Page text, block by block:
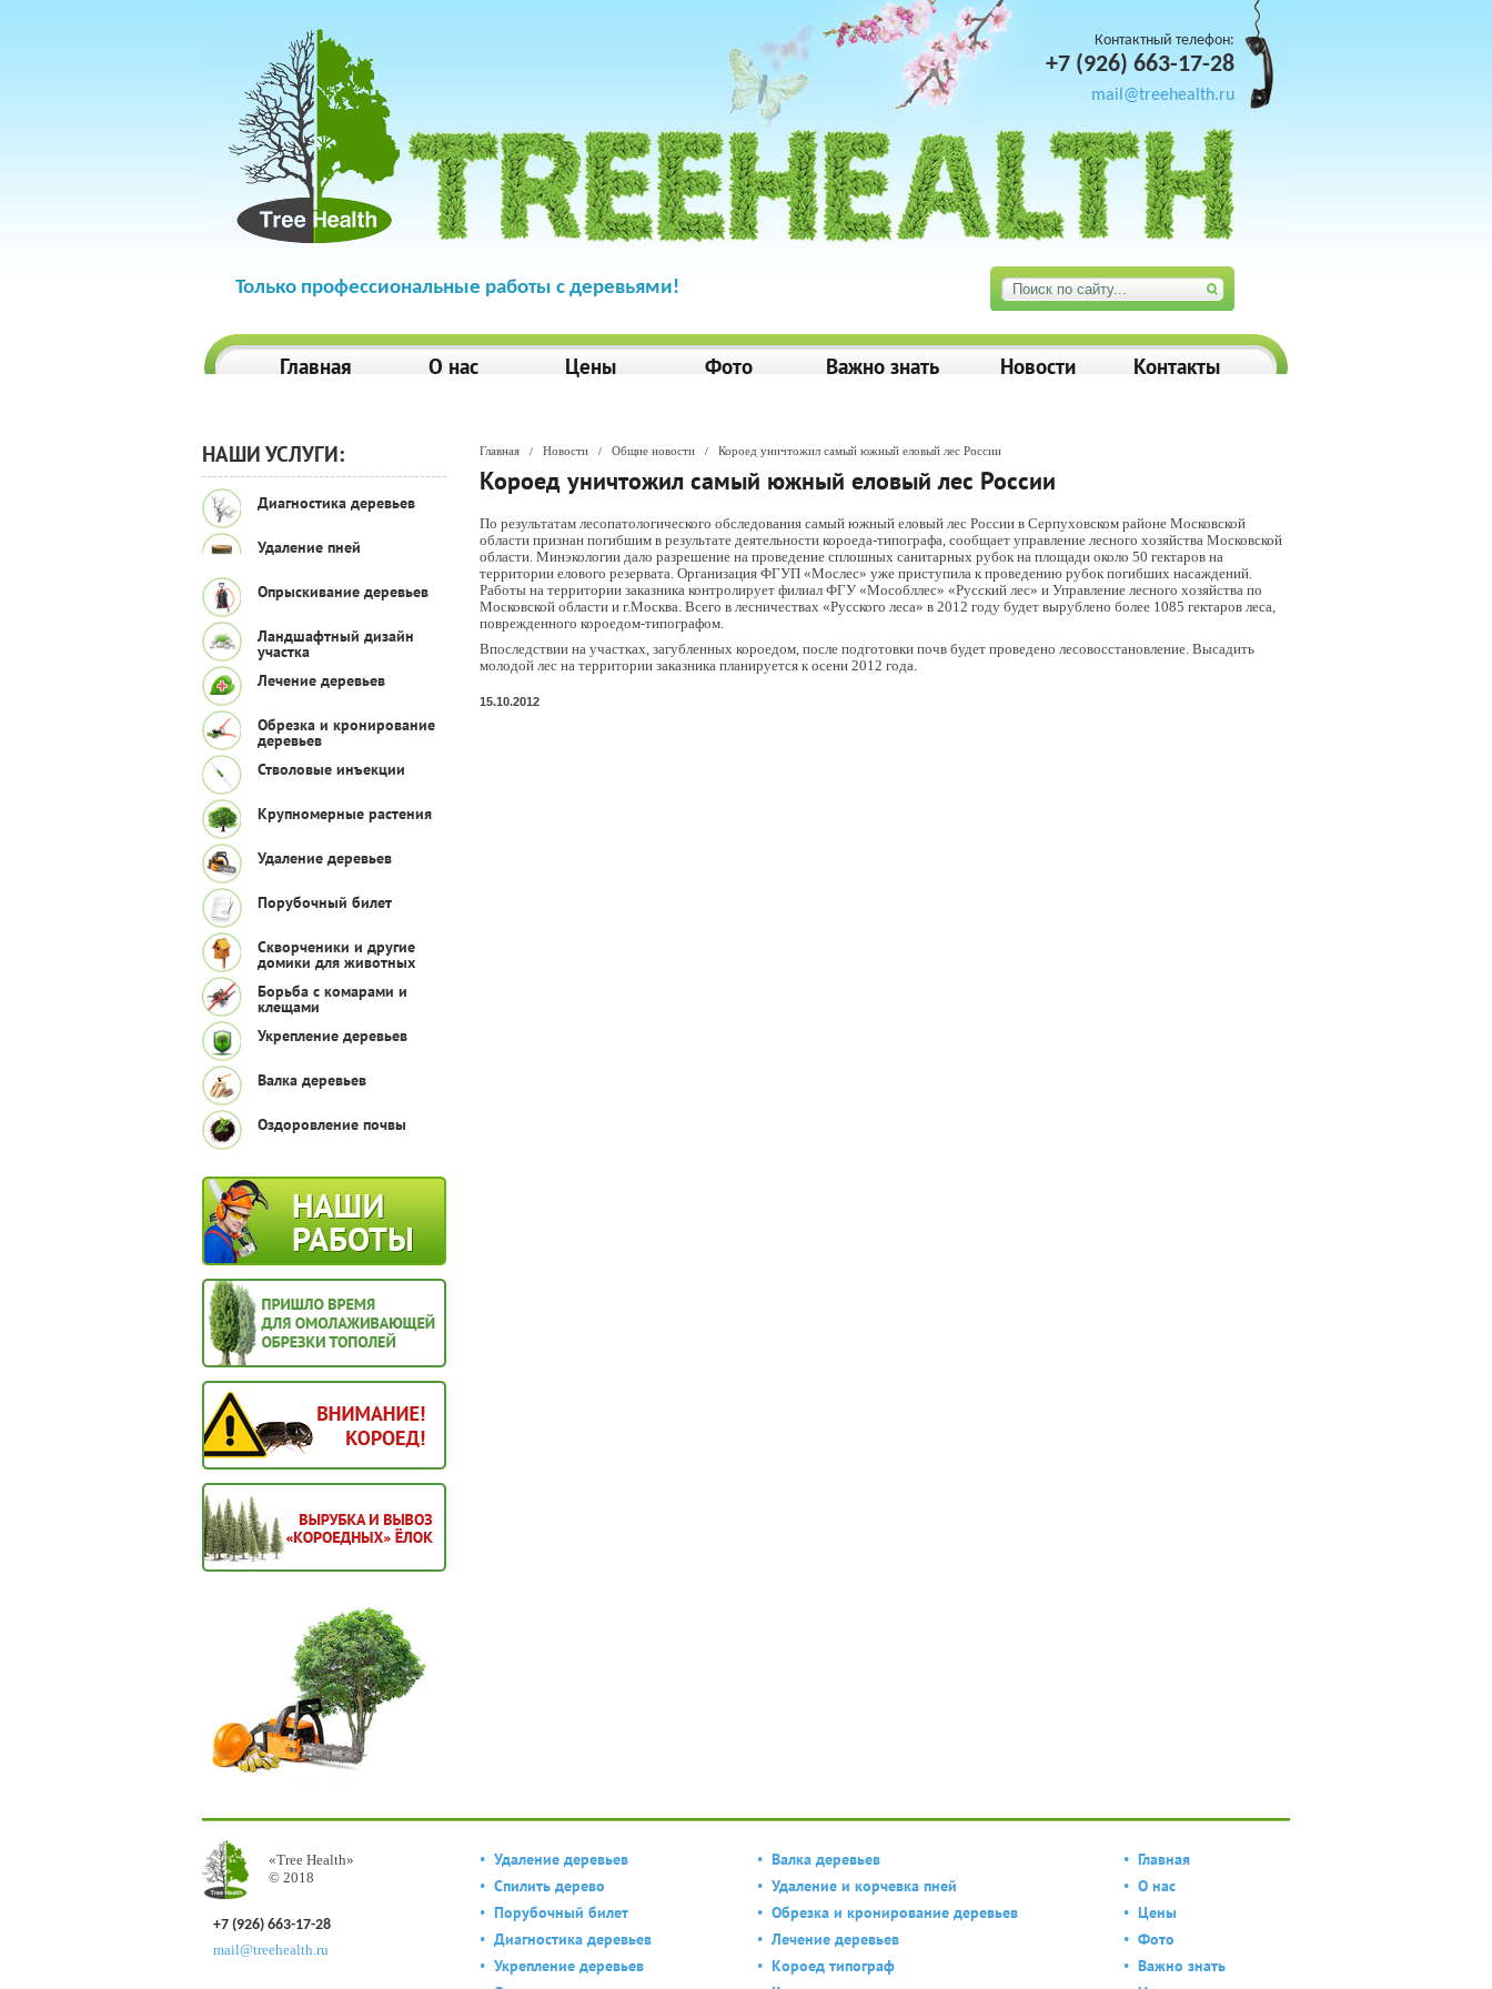
Контактный телефон:
+7 (926) 663-17-28
mail@treehealth.ru
Только профессиональные работы с деревьями!
Главная О нас Цены Фото Важно знать Новости Контакты
НАШИ УСЛУГИ:
Диагностика деревьев
Удаление пней
Опрыскивание деревьев
Ландшафтный дизайн
участка
Лечение деревьев
Обрезка и кронирование
деревьев
Стволовые инъекции
Крупномерные растения
Удаление деревьев
Порубочный билет
Скворченики и другие
домики для животных
Борьба с комарами и
клещами
Укрепление деревьев
Валка деревьев
Оздоровление почвы
Главная / Новости / Общие новости / Короед уничтожил самый южный еловый лес России
Короед уничтожил самый южный еловый лес России
По результатам лесопатологического обследования самый южный еловый лес России в Серпуховском районе Московской
области признан погибшим в результате деятельности короеда-типографа, сообщает управление лесного хозяйства Московской
области. Минэкологии дало разрешение на проведение сплошных санитарных рубок на площади около 50 гектаров на
территории елового резервата. Организация ФГУП «Мослес» уже приступила к проведению рубок погибших насаждений.
Работы на территории заказника контролирует филиал ФГУ «Мособллес» «Русский лес» и Управление лесного хозяйства по
Московской области и г.Москва. Всего в лесничествах «Русского леса» в 2012 году будет вырублено более 1085 гектаров леса,
поврежденного короедом-типографом.
Впоследствии на участках, загубленных короедом, после подготовки почв будет проведено лесовосстановление. Высадить
молодой лес на территории заказника планируется к осени 2012 года.
15.10.2012
«Tree Health»
© 2018
+7 (926) 663-17-28
mail@treehealth.ru
Главная
О нас
Цены
Фото
Важно знать
Удаление деревьев
Валка деревьев
Спилить дерево
Удаление и корчевка пней
Порубочный билет
Обрезка и кронирование деревьев
Диагностика деревьев
Лечение деревьев
Укрепление деревьев
Короед типограф